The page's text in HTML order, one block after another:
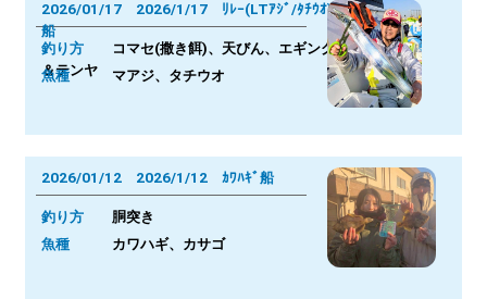
2026/01/17 2026/1/17 ﾘﾚｰ(LTｱｼﾞ/ﾀﾁｳｵ)
船
釣り方
コマセ(撒き餌)、天びん、エギング
＆テンヤ
魚種 マアジ、タチウオ
2026/01/12 2026/1/12 ｶﾜﾊｷﾞ船
釣り方 胴突き
魚種 カワハギ、カサゴ